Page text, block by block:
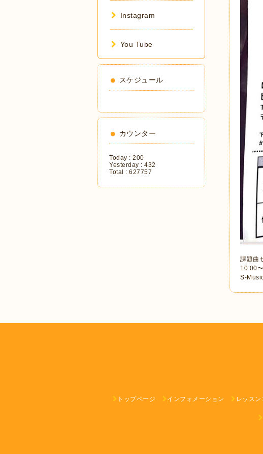
課題曲
10:00
S-
Instagram
You Tube
スケジュール
カウンター
Today : 200
Yesterday : 432
Total : 627757
トップページ インフォメーション レッスン